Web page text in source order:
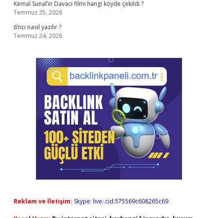
Kemal Sunal’ın Davacı filmi hangi köyde çekildi ?
Temmuz 25, 2026
6’ncı nasıl yazılır ?
Temmuz 24, 2026
Reklam ve İletişim: Skype: live:.cid.575569c608265c69